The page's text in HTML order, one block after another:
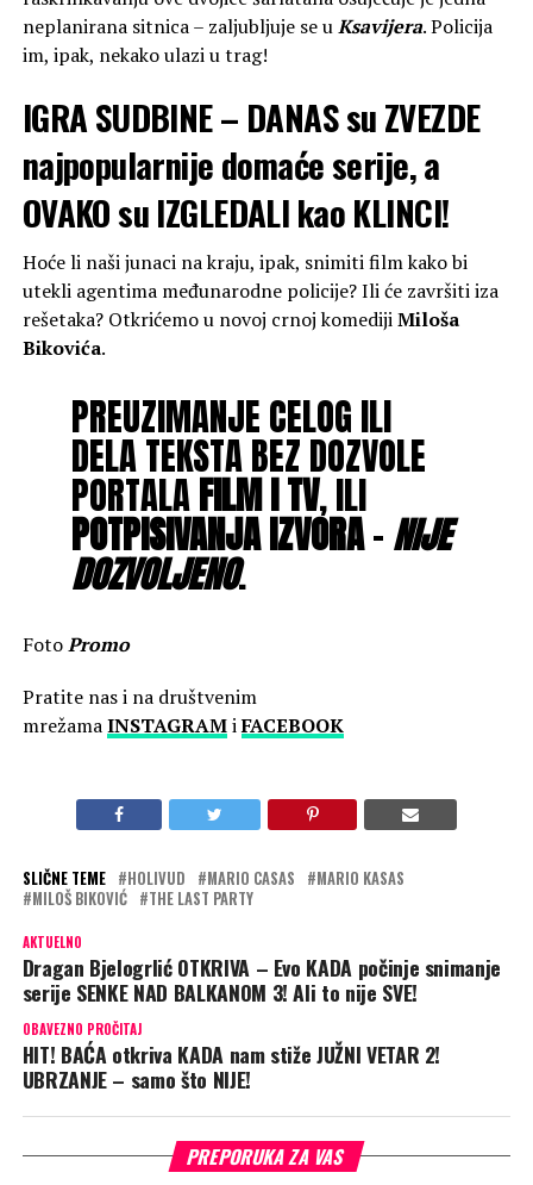
neplanirana sitnica – zaljubljuje se uKsavijera. Policija
im, ipak, nekako ulazi u trag!
IGRA SUDBINE – DANAS su ZVEZDE
najpopularnije domaće serije, a
OVAKO su IZGLEDALI kao KLINCI!
Hoće li naši junaci na kraju, ipak, snimiti film kako bi
utekli agentima međunarodne policije? Ili će završiti iza
rešetaka? Otkrićemo u novoj crnoj komedijiMiloša
Bikovića.
PREUZIMANJE CELOG ILI
DELA TEKSTA BEZ DOZVOLE
PORTALAFILM I TV, ILI
POTPISIVANJA IZVORA–NIJE
DOZVOLJENO.
FotoPromo
Pratite nas i na društvenim
mrežamaINSTAGRAMiFACEBOOK
SLIČNE TEME HOLIVUD MARIO CASAS
MARIO KASAS
MILOŠ BIKOVIĆ
THE LAST PARTY
AKTUELNO
Dragan Bjelogrlić OTKRIVA – Evo KADA počinje snimanje
serije SENKE NAD BALKANOM 3! Ali to nije SVE!
OBAVEZNO PROČITAJ
HIT! BAĆA otkriva KADA nam stiže JUŽNI VETAR 2!
UBRZANJE – samo što NIJE!
PREPORUKA ZA VAS